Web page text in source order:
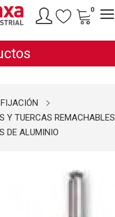
0
FIJACIÓN
Y TUERCAS REMACHABLES
DE ALUMINIO